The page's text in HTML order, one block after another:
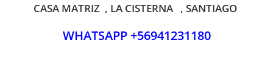
CASA MATRIZ , LA CISTERNA , SANTIAGO
WHATSAPP +56941231180